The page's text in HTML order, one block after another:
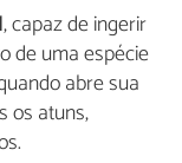
, capaz de ingerir
de uma espécie
abre sua
os atuns,